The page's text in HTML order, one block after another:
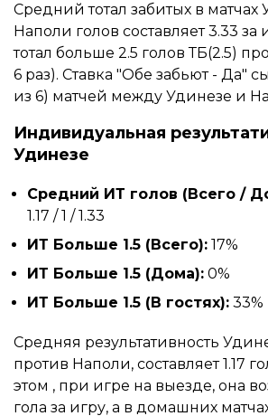
Средний тотал забитых в матчах
Наполи голов составляет 3.33 за
тотал больше 2.5 голов ТБ(2.5)
6 раз). Ставка "Обе забьют - Да"
из 6) матчей между Удинезе и
Индивидуальная
Удинезе
Средний ИТ голов (Всего /
1.17 / 1 / 1.33
ИТ Больше 1.5 (Всего): 17%
ИТ Больше 1.5 (Дома): 0%
ИТ Больше 1.5 (В гостях): 33%
Средняя результативность
против Наполи, составляет 1.17
этом , при игре на выезде, она
гола за игру, а в домашних